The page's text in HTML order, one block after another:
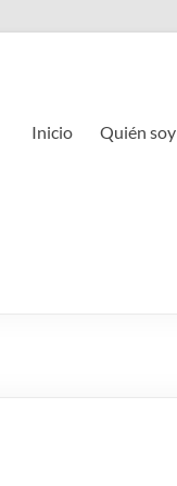
Inicio Quién soy